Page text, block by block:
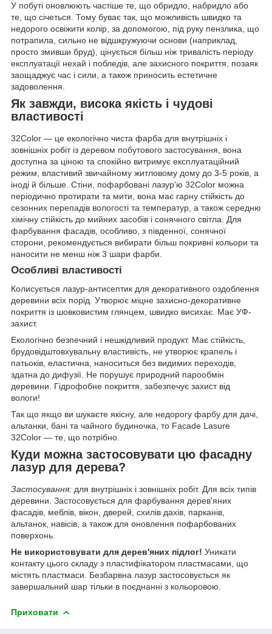
У побуті оновлюють частіше те, що обридло, набридло або
те, що січеться. Тому буває так, що можливість швидко та
недорого освіжити колір, за допомогою, під руку пензлика, що
потрапила, сильно не відшкружуючи основи (наприклад,
просто змивши бруд), цінується більш ніж тривалість періоду
експлуатації нехай і побледів, але захисного покриття, позаяк
заощаджує час і сили, а також приносить естетичне
задоволення.
Як завжди, висока якість і чудові
властивості
32Color — це екологічно чиста фарба для внутрішніх і
зовнішніх робіт із деревом побутового застосування, вона
доступна за ціною та спокійно витримує експлуатаційний
режим, властивий звичайному житловому дому до 3-5 років, а
іноді й більше. Стіни, пофарбовані лазур'ю 32Color можна
періодично протирати та мити, вона має гарну стійкість до
сезонних перепадів вологості та температур, а також середню
хімічну стійкість до мийних засобів і сонячного світла. Для
фарбування фасадів, особливо, з південної, сонячної
сторони, рекомендується вибирати більш покривні кольори та
наносити не менш ніж 3 шари фарби.
Особливі властивості
Колисується лазур-антисептик для декоративного оздоблення
деревини всіх порід. Утворює міцне захисно-декоративне
покриття із шовковистим глянцем, швидко висихає. Має УФ-
захист.
Екологічно безпечний і нешкідливий продукт. Має стійкість,
брудовідштовхувальну властивість, не утворює крапель і
патьоків, еластична, наноситься без видимих переходів,
здатна до дифузії. Не порушує природний парообмін
деревини. Гідрофобне покриття, забезпечує захист від
вологи!
Так що якщо ви шукаєте якісну, але недорогу фарбу для дачі,
альтанки, бані та чайного будиночка, то Facade Lasurе
32Color — те, що потрібно.
Куди можна застосовувати цю фасадну
лазур для дерева?
Застосування: для внутрішніх і зовнішніх робіт. Для всіх типів
деревини. Застосовується для фарбування дерев'яних
фасадів, меблів, вікон, дверей, схилів дахів, парканів,
альтанок, навісів, а також для оновлення пофарбованих
поверхонь.
Не використовувати для дерев'яних підлог! Уникати
контакту цього складу з пластифікатором пластмасами, що
містять пластмаси. Безбарвна лазур застосовується як
завершальний шар тільки в поєднанні з кольоровою.
Приховати